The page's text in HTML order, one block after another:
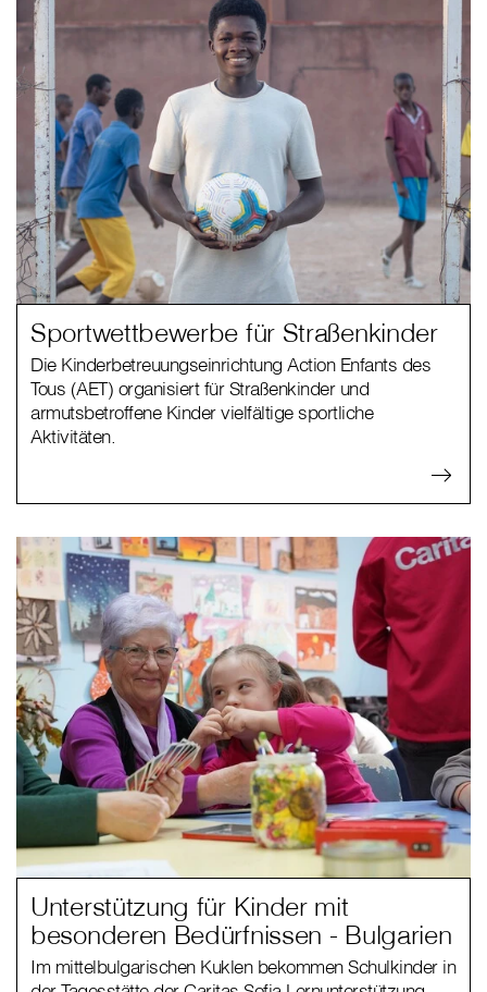
Sportwettbewerbe für Straßenkinder
Die Kinderbetreuungseinrichtung Action Enfants des
Tous (AET) organisiert für Straßenkinder und
armutsbetroffene Kinder vielfältige sportliche
Aktivitäten.
Unterstützung für Kinder mit
besonderen Bedürfnissen - Bulgarien
Im mittelbulgarischen Kuklen bekommen Schulkinder in